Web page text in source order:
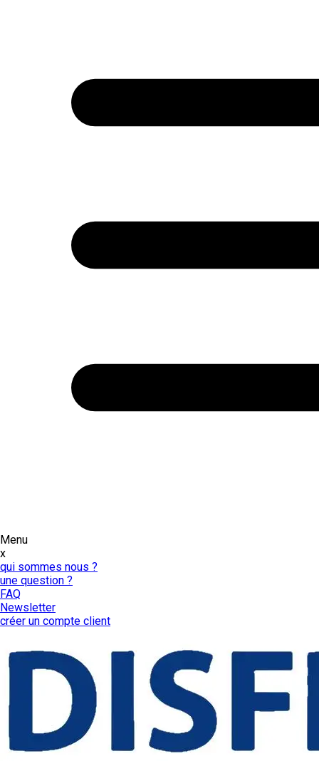
Menu
x
qui sommes nous ?
une question ?
FAQ
Newsletter
créer un compte client